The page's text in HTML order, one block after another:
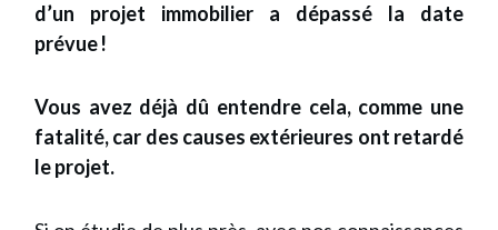
d’un projet immobilier a dépassé la date
prévue !
Vous avez déjà dû entendre cela, comme une
fatalité, car des causes extérieures ont retardé
le projet.